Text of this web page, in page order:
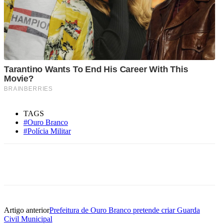
TAGS
#Ouro Branco
#Polícia Militar
Artigo anteriorPrefeitura de Ouro Branco pretende criar Guarda
Civil Municipal